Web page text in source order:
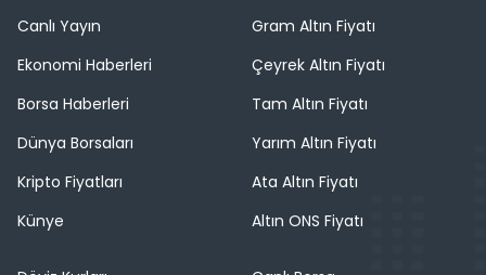
Canlı Yayın
Ekonomi Haberleri
Borsa Haberleri
Dünya Borsaları
Kripto Fiyatları
Künye
Gram Altın Fiyatı
Çeyrek Altın Fiyatı
Tam Altın Fiyatı
Yarım Altın Fiyatı
Ata Altın Fiyatı
Altın ONS Fiyatı